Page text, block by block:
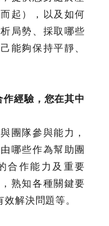
起），以及如何
局勢、採取哪些
能夠保持平靜、
經驗，您在其中
團隊參與能力，
哪些作為幫助團
合作能力及重要
熟知各種關鍵要
解決問題等。